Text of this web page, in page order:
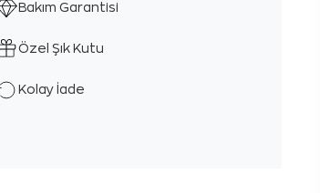
Bakım Garantisi
Özel Şık Kutu
Kolay İade